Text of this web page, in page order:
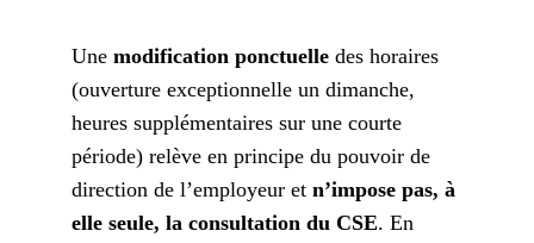
Une modification ponctuelle des horaires
(ouverture exceptionnelle un dimanche,
heures supplémentaires sur une courte
période) relève en principe du pouvoir de
direction de l’employeur et n’impose pas, à
elle seule, la consultation du CSE. En